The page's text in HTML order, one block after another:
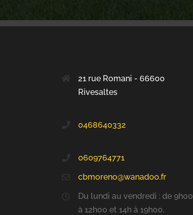
21 rue Romani - 66600
Rivesaltes
0468640332
0609764771
cbmoreno@wanadoo.fr
Du lundi au vendredi : de 9h00
à 12h00 et 14h à 19h00.